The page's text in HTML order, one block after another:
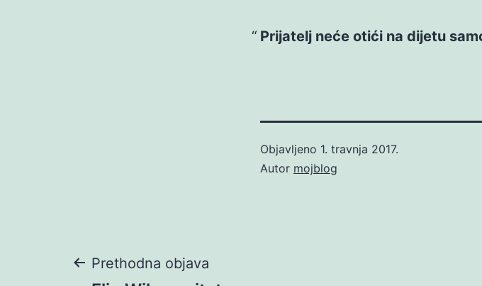
Prijatelj neće otići na dijetu
Objavljeno 1. travnja 2017.
Autor mojblog
Navigacija
Prethodna objava